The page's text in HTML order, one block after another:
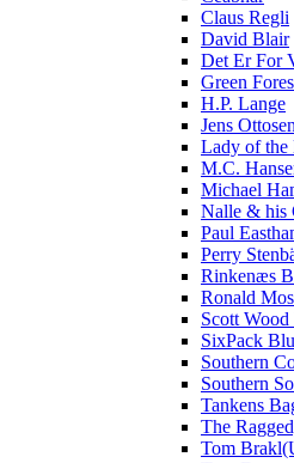
Claus Regli
David Blair
Det Er For
Green
H.P. Lange
Jens
Lady of the
M.C.
Michael
Nalle & his
Paul
Perry
Rinkenæs
Ronald
Scott Wood
SixPack
Southern
Southern
Tankens
The
Tom